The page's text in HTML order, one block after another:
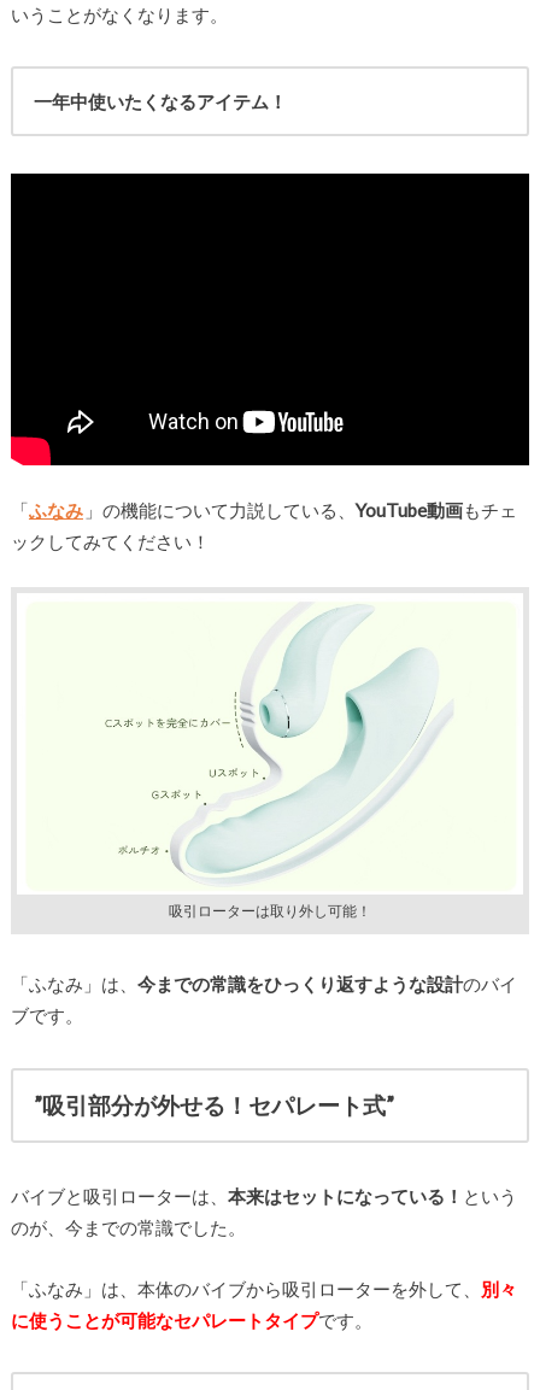
いうことがなくなります。
一年中使いたくなるアイテム！
「ふなみ 」の機能について力説している、YouTube動画もチェ
ックしてみてください！
吸引ローターは取り外し可能！
「ふなみ」は、 今までの常識をひっくり返すような設計のバイ
ブです。
”吸引部分が外せる！セパレート式”
バイブと吸引ローターは、 本来はセットになっている！ という
のが、今までの常識でした。
「ふなみ」は、本体のバイブから吸引ローターを外して、 別々
に使うことが可能なセパレートタイプです。